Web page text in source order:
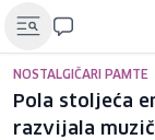
NOSTALGIČARI PAMTE
Pola stoljeća
razvijala